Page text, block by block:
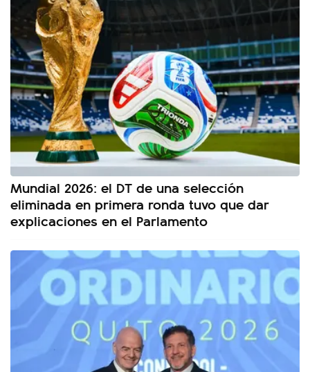
Mundial 2026: el DT de una selección
eliminada en primera ronda tuvo que dar
explicaciones en el Parlamento